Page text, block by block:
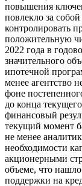
повышения
повлекло за
контролировать
положительную
2022 года в
значительного
ипотечной
менее агентство
фоне
до конца
финансовый
текущий момент
не менее
необходимости
акционерными
объеме, что
поддержки на